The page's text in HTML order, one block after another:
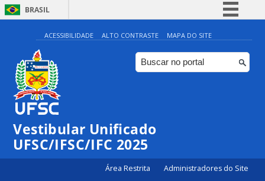
BRASIL
Simplifique!
Comunica BR
Participe
ACESSIBILIDADE ALTO CONTRASTE MAPA DO SITE
Vestibular Unificado
UFSC/IFSC/IFC 2025
Área Restrita Administradores do Site